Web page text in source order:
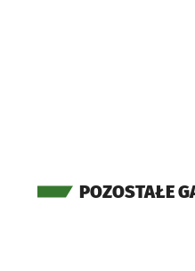
POZOSTAŁE